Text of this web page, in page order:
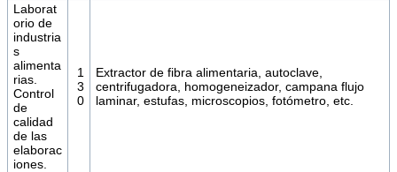
Laborat
orio de
industria
s
alimenta
rias.
Control
de
calidad
de las
elaborac
iones.
1
3
0
Extractor de fibra alimentaria, autoclave,
centrifugadora, homogeneizador, campana flujo
laminar, estufas, microscopios, fotómetro, etc.